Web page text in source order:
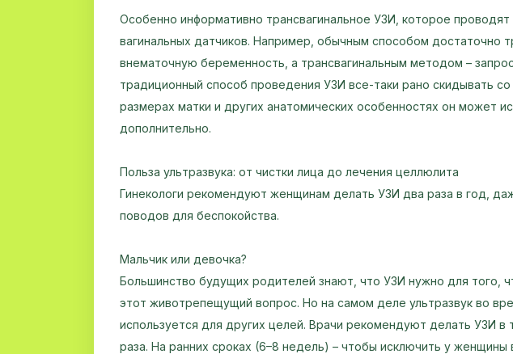
Особенно информативно трансвагинальное УЗИ, которое
вагинальных датчиков. Например, обычным способом достаточно
внематочную беременность, а трансвагинальным методом –
традиционный способ проведения УЗИ все-таки рано скидывать
размерах матки и других анатомических особенностях он может
дополнительно.
Польза ультразвука: от чистки лица до лечения целлюлита
Гинекологи рекомендуют женщинам делать УЗИ два раза в год,
поводов для беспокойства.
Мальчик или девочка?
Большинство будущих родителей знают, что УЗИ нужно для того,
этот животрепещущий вопрос. Но на самом деле ультразвук во
используется для других целей. Врачи рекомендуют делать УЗИ в
раза. На ранних сроках (6–8 недель) – чтобы исключить у женщины